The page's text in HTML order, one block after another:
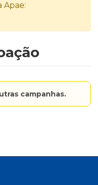
Apae:
campanhas.